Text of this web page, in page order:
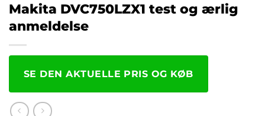
Makita DVC750LZX1 test og ærlig
anmeldelse
SE DEN AKTUELLE PRIS OG KØB